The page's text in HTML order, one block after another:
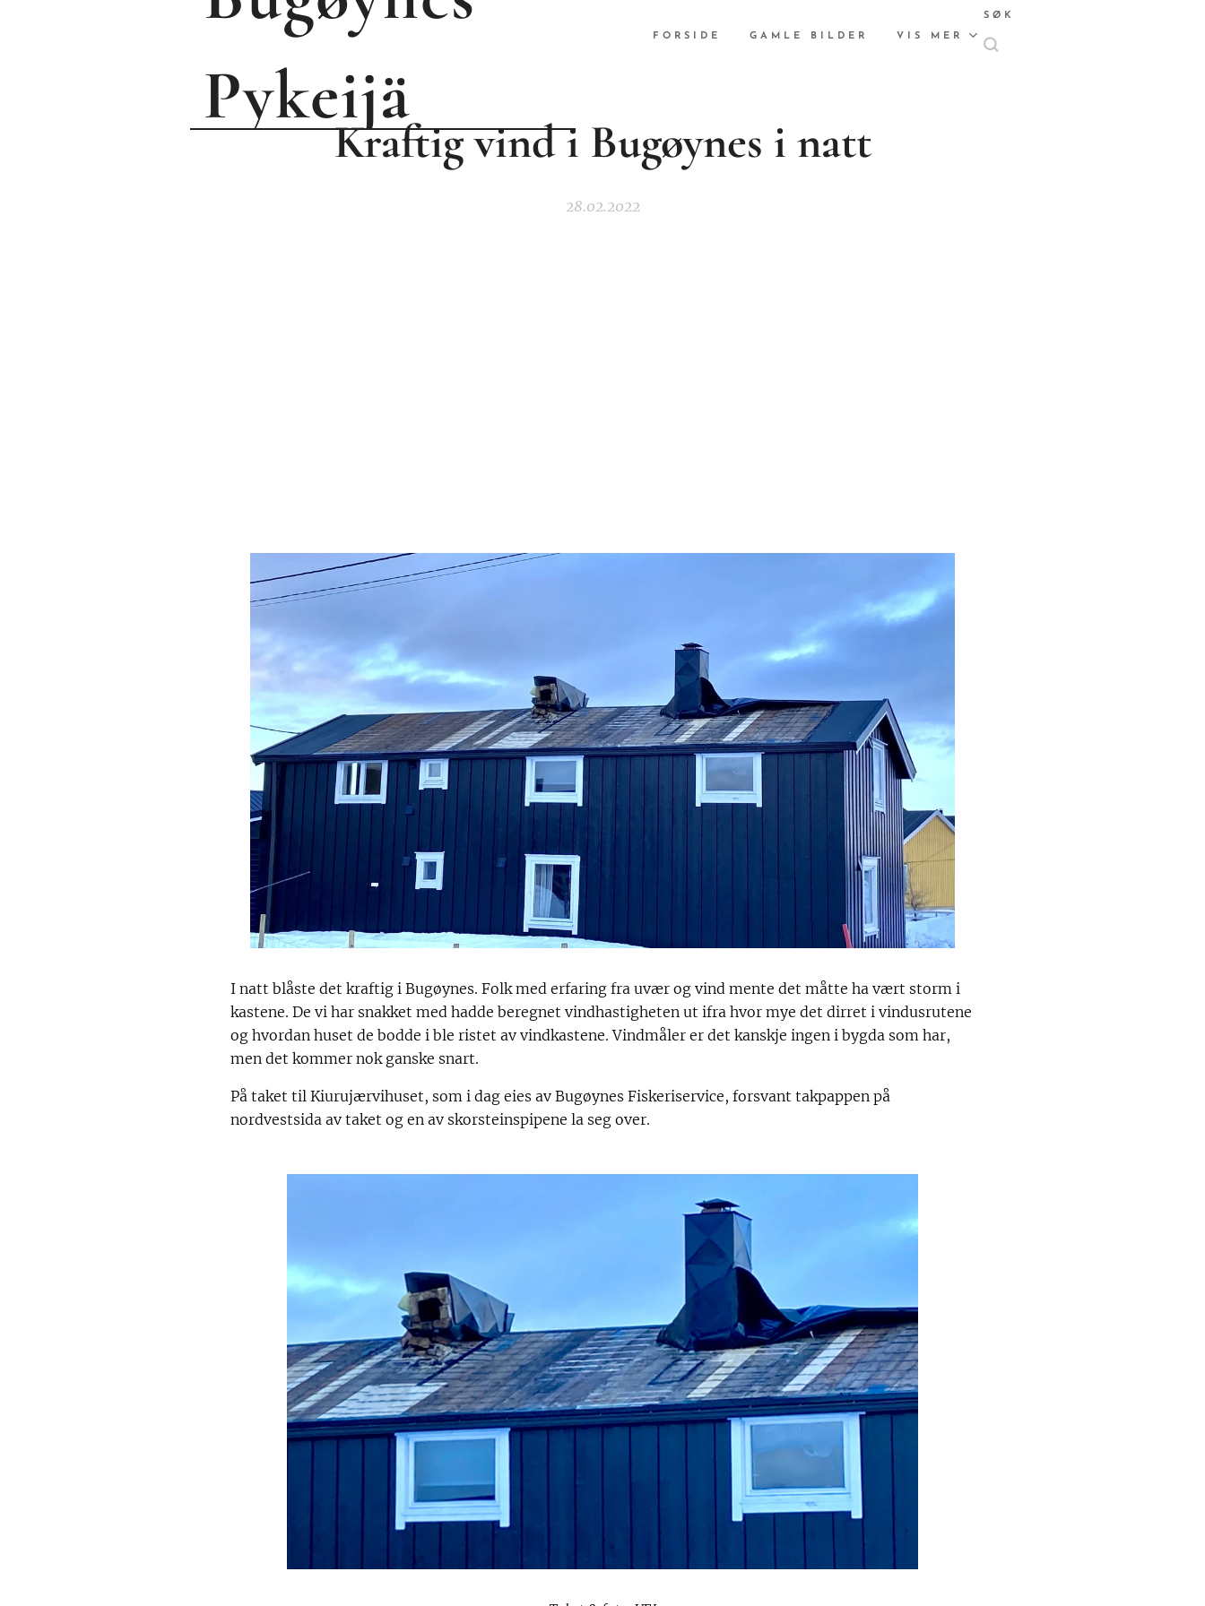
Pykeijä
FORSIDE GAMLE BILDER VIS MER
SØK
Kraftig vind i Bugøynes i natt
28.02.2022
I natt blåste det kraftig i Bugøynes. Folk med erfaring fra uvær og vind mente det måtte ha vært storm i
kastene. De vi har snakket med hadde beregnet vindhastigheten ut ifra hvor mye det dirret i vindusrutene
og hvordan huset de bodde i ble ristet av vindkastene. Vindmåler er det kanskje ingen i bygda som har,
men det kommer nok ganske snart.
På taket til Kiurujærvihuset, som i dag eies av Bugøynes Fiskeriservice, forsvant takpappen på
nordvestsida av taket og en av skorsteinspipene la seg over.